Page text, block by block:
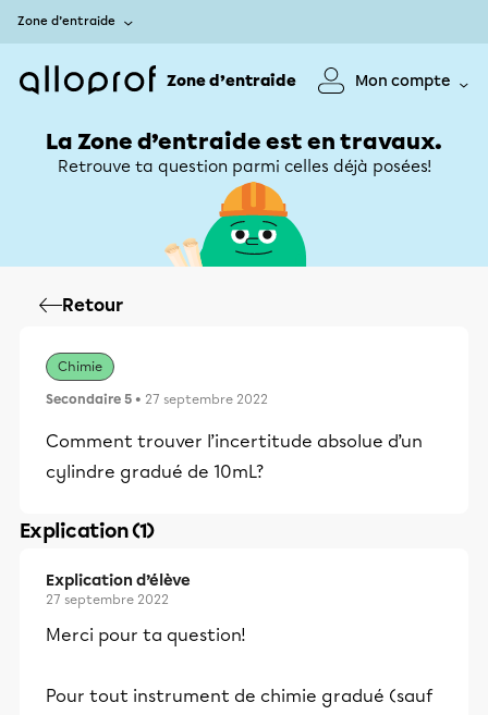
Zone d’entraide
Zone d’entraide Mon compte
La Zone d’entraide est en travaux.
Retrouve ta question parmi celles déjà posées!
Retour
Chimie
Secondaire 5 • 27 septembre 2022
Comment trouver l’incertitude absolue d’un
cylindre gradué de 10mL?
Explication (1)
Explication d’élève
27 septembre 2022
Merci pour ta question!
Pour tout instrument de chimie gradué (sauf